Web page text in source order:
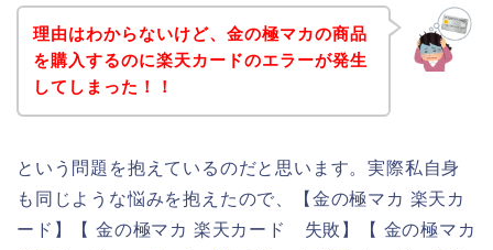
理由はわからないけど、金の極マカの商品
を購入するのに楽天カードのエラーが発生
してしまった！！
という問題を抱えているのだと思います。実際私自身
も同じような悩みを抱えたので、【金の極マカ 楽天カ
ード】【 金の極マカ 楽天カード 失敗】【 金の極マカ